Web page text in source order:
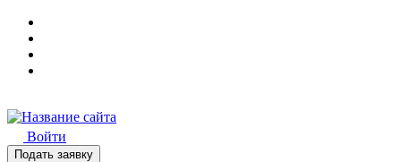
Войти
Подать заявку